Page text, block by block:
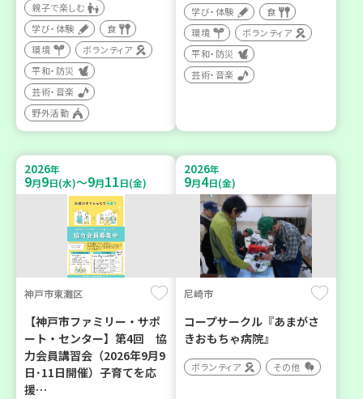
親子で楽しむ
学び・体験
食
環境
ボランティア
平和・防災
芸術・音楽
野外活動
学び・体験
食
環境
ボランティア
平和・防災
芸術・音楽
2026年
9月9日(水)～9月11日(金)
神戸市東灘区
【神戸市ファミリー・サポ
ート・センター】第4回 協
力会員講習会（2026年9月9
日･11日開催）子育てを応
援…
2026年
9月4日(金)
尼崎市
コープサークル『あまがさ
きおもちゃ病院』
ボランティア その他